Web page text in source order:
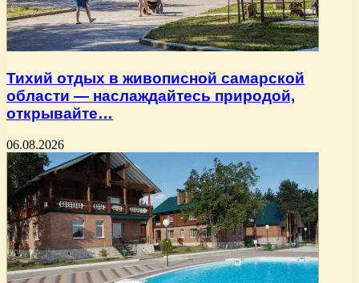
Тихий отдых в живописной самарской
области — наслаждайтесь природой,
открывайте…
06.08.2026